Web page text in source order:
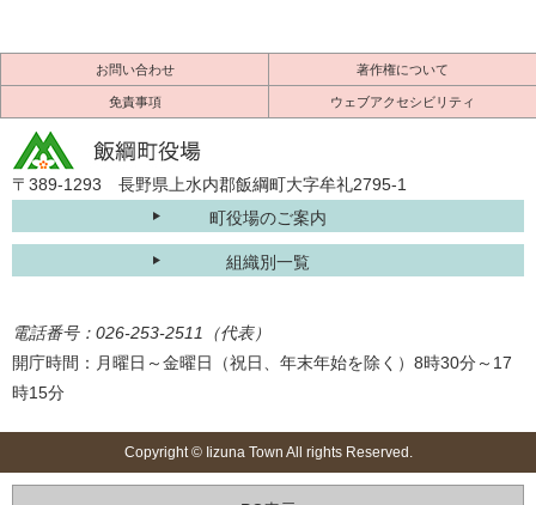
お問い合わせ 著作権について
免責事項 ウェブアクセシビリティ
〒389-1293 長野県上水内郡飯綱町大字牟礼2795-1
町役場のご案内
組織別一覧
電話番号：026-253-2511（代表）
開庁時間：月曜日～金曜日（祝日、年末年始を除く）8時30分～17
時15分
Copyright © Iizuna Town All rights Reserved.